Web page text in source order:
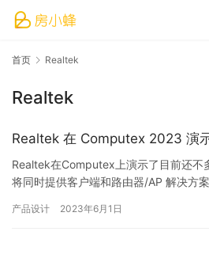
首页 Realtek
Realtek
Realtek 在 Computex 2023 演
Realtek在Computex上演示了目前还不
将同时提供客户端和路由器/AP 解决方
产品设计 2023年6月1日